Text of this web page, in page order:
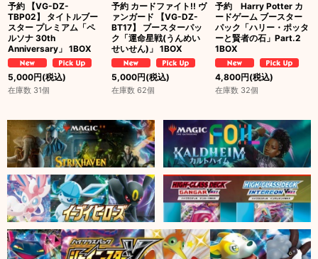
予約 【VG-DZ-
TBP02】 タイトルブー
スター プレミアム「ペ
ルソナ 30th
Anniversary」 1BOX
5,000円(税込)
在庫数 31個
予約 カードファイト!! ヴ
ァンガード 【VG-DZ-
BT17】 ブースターパッ
ク「運命星戦(うんめい
せいせん)」 1BOX
5,000円(税込)
在庫数 62個
予約 Harry Potter カ
ードゲーム ブースター
パック「ハリー・ポッタ
ーと賢者の石」Part.2
1BOX
4,800円(税込)
在庫数 32個